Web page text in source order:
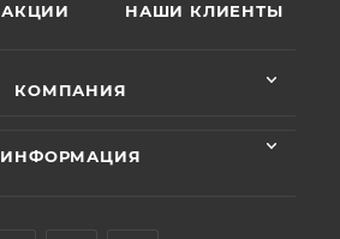
АКЦИИ НАШИ КЛИЕНТЫ
КОМПАНИЯ
ИНФОРМАЦИЯ